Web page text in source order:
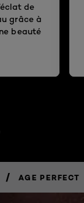
de
grâce à
beauté
/ AGE PERFECT